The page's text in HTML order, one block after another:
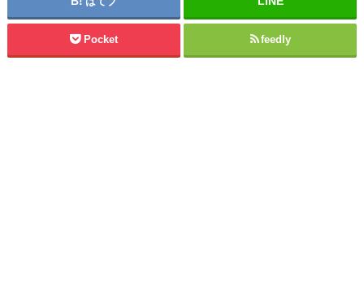
Pocket feedly